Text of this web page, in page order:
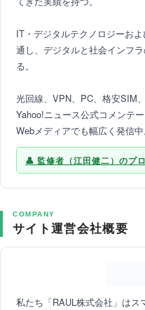
IT・デジタルテクノロジーお
通し、デジタルと社会インフ
る。
光回線、VPN、PC、格安SIM
Yahoo!ニュース公式コメンテ
Webメディアでも幅広く発信中
監修者（江田健二）のプ
COMPANY
サイト運営会社概要
私たち「RAUL株式会社」は